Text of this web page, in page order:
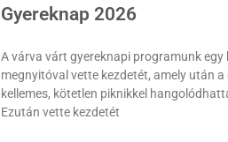
Gyereknap 2026
A várva várt gyereknapi programunk egy
megnyitóval vette kezdetét, amely után a
kellemes, kötetlen piknikkel
Ezután vette kezdetét